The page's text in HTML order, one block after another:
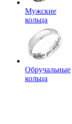
Мужские
кольца
Обручальные
кольца